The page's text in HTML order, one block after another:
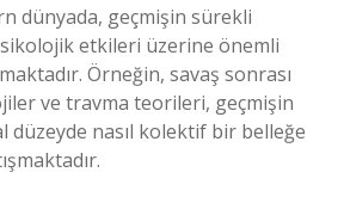
dünyada, geçmişin sürekli
etkileri üzerine önemli
Örneğin, savaş sonrası
ve travma teorileri, geçmişin
düzeyde nasıl kolektif bir belleğe